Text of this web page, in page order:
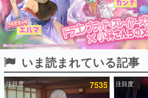
ピックアップ
電ファミのいま読まれている記事ランキング
いま読まれている記事
注目度 7535 注目度